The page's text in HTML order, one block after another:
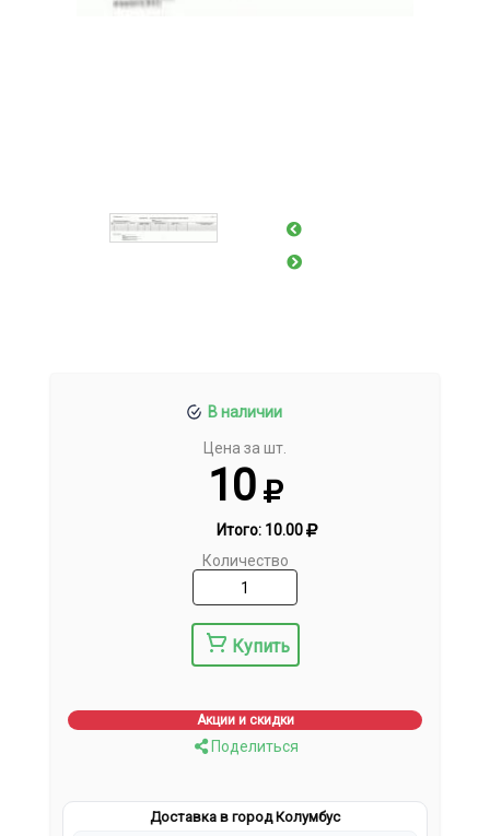
В наличии
Цена за шт.
10
Итого: 10.00
Количество
Купить
Акции и скидки
Поделиться
Доставка в город Колумбус